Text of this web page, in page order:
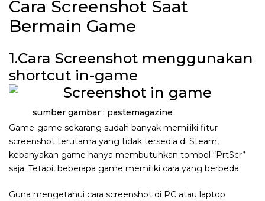
Cara Screenshot Saat
Bermain Game
1.Cara Screenshot menggunakan
shortcut in-game
sumber gambar : pastemagazine
Game-game sekarang sudah banyak memiliki fitur
screenshot terutama yang tidak tersedia di Steam,
kebanyakan game hanya membutuhkan tombol “PrtScr”
saja. Tetapi, beberapa game memiliki cara yang berbeda.
Guna mengetahui cara screenshot di PC atau laptop